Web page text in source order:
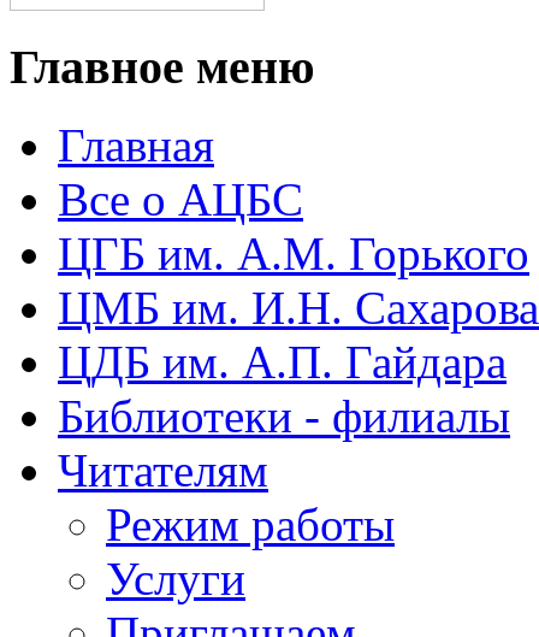
Главное меню
Главная
Все о АЦБС
ЦГБ им. А.М. Горького
ЦМБ им. И.Н. Сахарова
ЦДБ им. А.П. Гайдара
Библиотеки - филиалы
Читателям
Режим работы
Услуги